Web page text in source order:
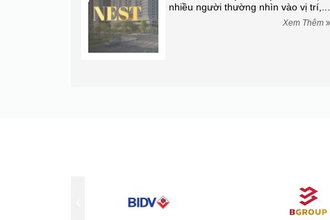
nhiều người thường nhìn vào vị trí,...
Xem Thêm